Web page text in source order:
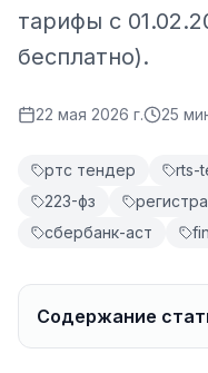
тарифы с
бесплатно).
22 мая 2026 г. 25
ртс тендер rts-
223-фз
сбербанк-аст
Содержание